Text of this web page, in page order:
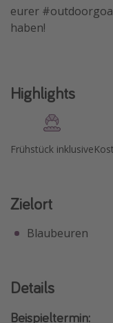
eurer
haben!
Highlights
Frühstück inklusive
Zielort
Blaubeuren
Details
Beispieltermin: